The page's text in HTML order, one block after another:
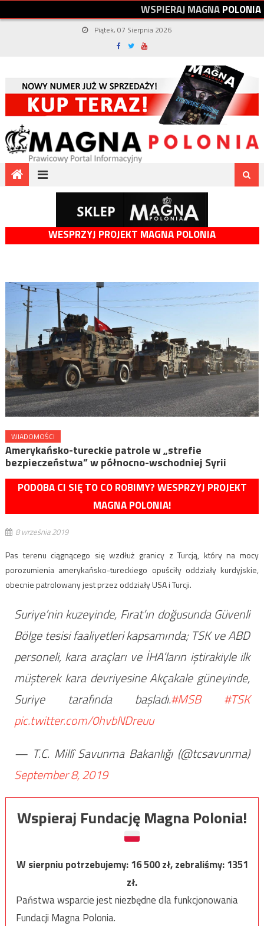
WSPIERAJMAGNAPOLONIA
Piątek, 07 Sierpnia 2026
WESPRZYJ PROJEKT MAGNA POLONIA
WIADOMOŚCI
Amerykańsko-tureckie patrole w „strefie
bezpieczeństwa” w północno-wschodniej Syrii
PODOBA CI SIĘ TO CO ROBIMY? WESPRZYJ PROJEKT
MAGNA POLONIA!
8 września 2019
Pas terenu ciągnącego się wzdłuż granicy z Turcją, który na mocy
porozumienia amerykańsko-tureckiego opuściły oddziały kurdyjskie,
obecnie patrolowany jest przez oddziały USA i Turcji.
Suriye’nin kuzeyinde, Fırat’ın doğusunda Güvenli
Bölge tesisi faaliyetleri kapsamında; ​TSK ve ABD
personeli, kara araçları ve İHA’ların iştirakiyle ilk
müşterek kara devriyesine Akçakale güneyinde,
Suriye tarafında başladı.#MSB
#TSK
pic.twitter.com/0hvbNDreuu
— T.C. Millî Savunma Bakanlığı (@tcsavunma)
September 8, 2019
Wspieraj Fundację Magna Polonia!
W sierpniu potrzebujemy:16 500zł, zebraliśmy:1351
zł.
Państwa wsparcie jest niezbędne dla funkcjonowania
Fundacji Magna Polonia.